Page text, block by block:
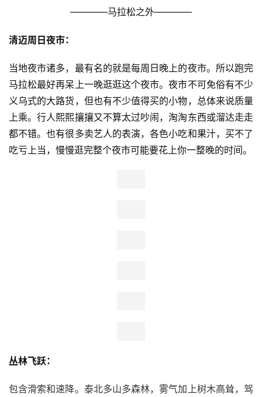
————马拉松之外————
清迈周日夜市：
当地夜市诸多，最有名的就是每周日晚上的夜市。所以跑完
马拉松最好再呆上一晚逛逛这个夜市。夜市不可免俗有不少
义乌式的大路货，但也有不少值得买的小物，总体来说质量
上乘。行人熙熙攘攘又不算太过吵闹，淘淘东西或溜达走走
都不错。也有很多卖艺人的表演，各色小吃和果汁，买不了
吃亏上当，慢慢逛完整个夜市可能要花上你一整晚的时间。
丛林飞跃：
包含滑索和速降。泰北多山多森林，雾气加上树木高耸，驾